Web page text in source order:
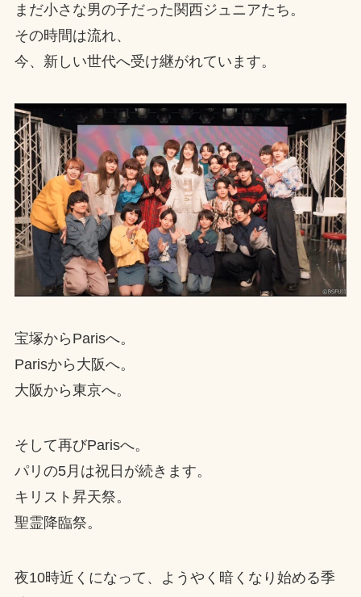
まだ小さな男の子だった関西ジュニアたち。
その時間は流れ、
今、新しい世代へ受け継がれています。
宝塚からParisへ。
Parisから大阪へ。
大阪から東京へ。
そして再びParisへ。
パリの5月は祝日が続きます。
キリスト昇天祭。
聖霊降臨祭。
夜10時近くになって、ようやく暗くなり始める季